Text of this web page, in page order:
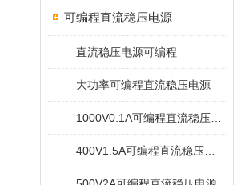
可编程直流稳压电源
直流稳压电源可编程
大功率可编程直流稳压电源